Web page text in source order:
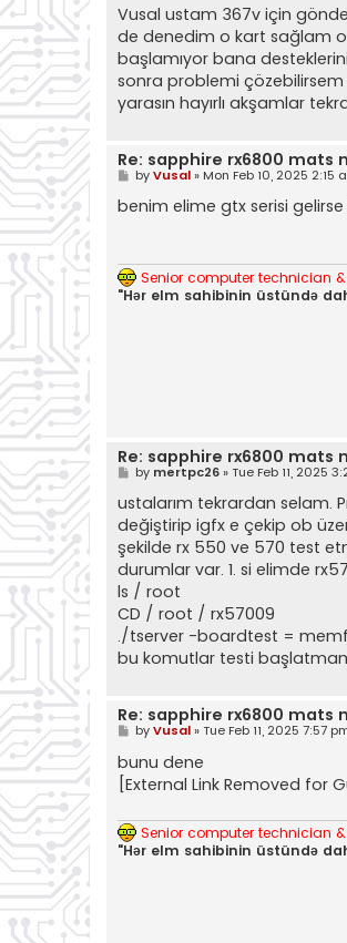
s
t
Vusal ustam 367v için
de denedim o kart sağlam
başlamıyor bana
sonra problemi çözebilirsem
yarasın hayırlı akşamlar
Re: sapphire rx6800 mats
P
s
t
byVusal» Mon Feb 10, 2025 2:15
benim elime gtx serisi
Senior computer technician
"Hər elm sahibinin üstündə
Re: sapphire rx6800 mats
P
s
t
by mertpc26» Tue Feb 11, 2025
ustalarım tekrardan selam.
değiştirip igfx e çekip ob
şekilde rx 550 ve 570 test
durumlar var. 1. si elimde
ls / root
CD / root / rx57009
./tserver -boardtest =
bu komutlar testi
Re: sapphire rx6800 mats
P
s
t
byVusal» Tue Feb 11, 2025 7:57
bunu dene
[External Link Removed for
Senior computer technician
"Hər elm sahibinin üstündə